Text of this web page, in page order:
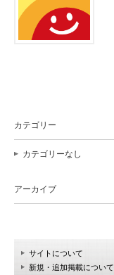
カテゴリー
カテゴリーなし
アーカイブ
サイトについて
新規・追加掲載について